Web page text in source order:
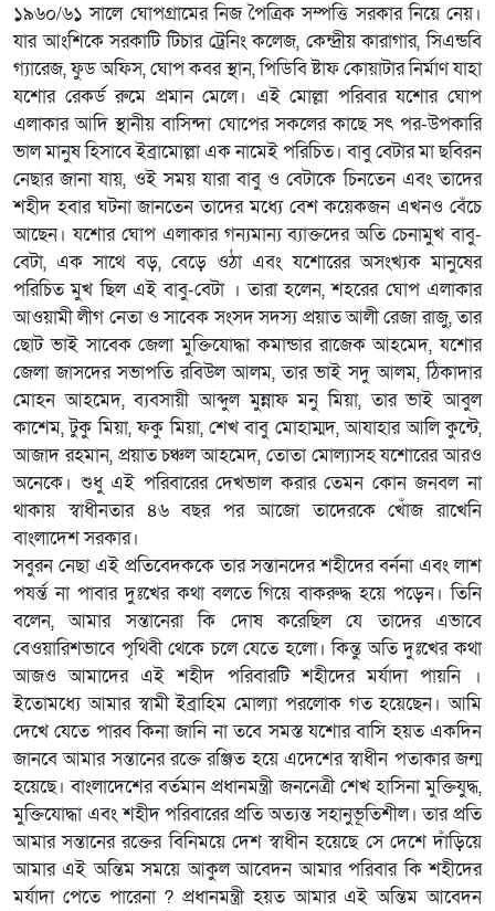
১৯৬০/৬১ সালে ঘোপগ্রামের নিজ পৈত্রিক সম্পত্তি সরকার নিয়ে নেয়।
যার আংশিকে সরকাটি টিচার ট্রেনিং কলেজ, কেন্দ্রীয় কারাগার, সিএন্ডবি
গ্যারেজ, ফুড অফিস, ঘোপ কবর স্থান, পিডিবি ষ্টাফ কোয়াটার নির্মাণ যাহা
যশোর রেকর্ড রুমে প্রমান মেলে। এই মোল্লা পরিবার যশোর ঘোপ
এলাকার আদি স্থানীয় বাসিন্দা ঘোপের সকলের কাছে সৎ পর-উপকারি
ভাল মানুষ হিসাবে ইব্রামোল্লা এক নামেই পরিচিত। বাবু বেটার মা ছবিরন
নেছার জানা যায়, ওই সময় যারা বাবু ও বেটাকে চিনতেন এবং তাদের
শহীদ হবার ঘটনা জানতেন তাদের মধ্যে বেশ কয়েকজন এখনও বেঁচে
আছেন। যশোর ঘোপ এলাকার গন্যমান্য ব্যাক্তদের অতি চেনামুখ বাবু-
বেটা, এক সাথে বড়, বেড়ে ওঠা এবং যশোরের অসংখ্যক মানুষের
পরিচিত মুখ ছিল এই বাবু-বেটা । তারা হলেন, শহরের ঘোপ এলাকার
আওয়ামী লীগ নেতা ও সাবেক সংসদ সদস্য প্রয়াত আলী রেজা রাজু, তার
ছোট ভাই সাবেক জেলা মুক্তিযোদ্ধা কমান্ডার রাজেক আহমেদ, যশোর
জেলা জাসদের সভাপতি রবিউল আলম, তার ভাই সদু আলম, ঠিকাদার
মোহন আহমেদ, ব্যবসায়ী আব্দুল মুন্নাফ মনু মিয়া, তার ভাই আবুল
কাশেম, টুকু মিয়া, ফকু মিয়া, শেখ বাবু মোহাম্মদ, আযাহার আলি কুন্টে,
আজাদ রহমান, প্রয়াত চঞ্চল আহমেদ, তোতা মোল্যাসহ যশোরের আরও
অনেকে। শুধু এই পরিবারের দেখভাল করার তেমন কোন জনবল না
থাকায় স্বাধীনতার ৪৬ বছর পর আজো তাদেরকে খোঁজ রাখেনি
বাংলাদেশ সরকার।
সবুরন নেছা এই প্রতিবেদককে তার সন্তানদের শহীদের বর্ননা এবং লাশ
পযর্ন্ত না পাবার দুঃখের কথা বলতে গিয়ে বাকরুদ্ধ হয়ে পড়েন। তিনি
বলেন, আমার সন্তানেরা কি দোষ করেছিল যে তাদের এভাবে
বেওয়ারিশভাবে পৃথিবী থেকে চলে যেতে হলো। কিন্তু অতি দুঃখের কথা
আজও আমাদের এই শহীদ পরিবারটি শহীদের মর্যাদা পায়নি ।
ইতোমধ্যে আমার স্বামী ইব্রাহিম মোল্যা পরলোক গত হয়েছেন। আমি
দেখে যেতে পারব কিনা জানি না তবে সমস্ত যশোর বাসি হয়ত একদিন
জানবে আমার সন্তানের রক্তে রঞ্জিত হয়ে এদেশের স্বাধীন পতাকার জন্ম
হয়েছে। বাংলাদেশের বর্তমান প্রধানমন্ত্রী জননেত্রী শেখ হাসিনা মুক্তিযুদ্ধ,
মুক্তিযোদ্ধা এবং শহীদ পরিবারের প্রতি অত্যন্ত সহানুভূতিশীল। তার প্রতি
আমার সন্তানের রক্তের বিনিময়ে দেশ স্বাধীন হয়েছে সে দেশে দাঁড়িয়ে
আমার এই অন্তিম সময়ে আকুল আবেদন আমার পরিবার কি শহীদের
মর্যাদা পেতে পারেনা ? প্রধানমন্ত্রী হয়ত আমার এই অন্তিম আবেদন